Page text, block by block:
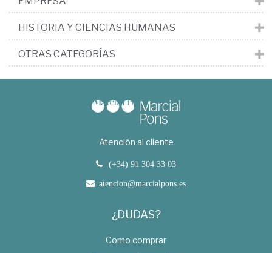
HISTORIA Y CIENCIAS HUMANAS
OTRAS CATEGORÍAS
Atención al cliente
(+34) 91 304 33 03
atencion@marcialpons.es
¿DUDAS?
Como comprar